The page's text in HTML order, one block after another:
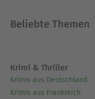
Beliebte Themen
Krimi & Thriller
Krimis aus Deutschland
Krimis aus Frankreich